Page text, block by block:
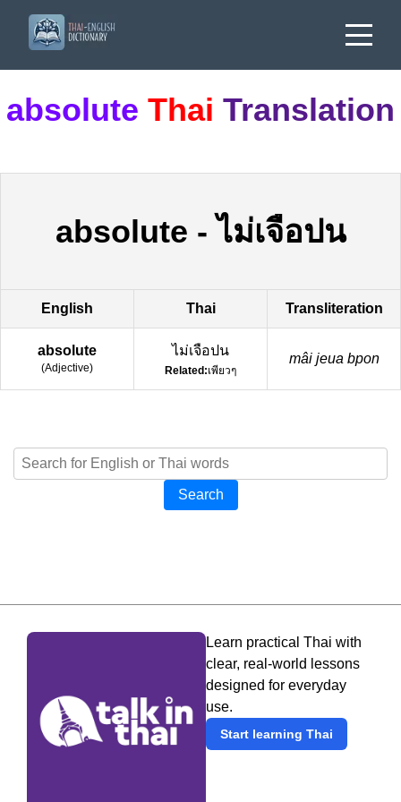
absolute Thai Translation
absolute -ไม่เจือปน
English Thai Transliteration
absolute
(Adjective)
ไม่เจือปน
Related:เพียวๆ
mâi jeua bpon
Search
Learn practical Thai with
clear, real-world lessons
designed for everyday
use.
Start learning Thai